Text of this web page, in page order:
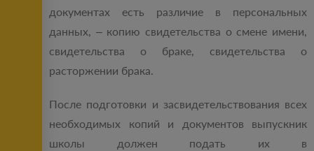
документах есть различие в персональных
данных, – копию свидетельства о смене имени,
свидетельства о браке, свидетельства о
расторжении брака.
После подготовки и засвидетельствования всех
необходимых копий и документов выпускник
школы должен подать их в